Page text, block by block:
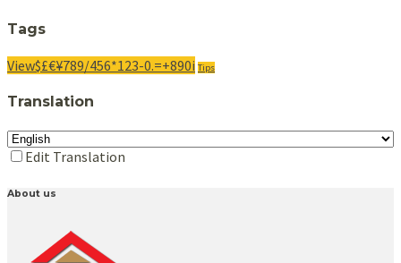
Tags
View$£€¥789/456*123-0.=+890i Tips
Translation
Edit Translation
About us